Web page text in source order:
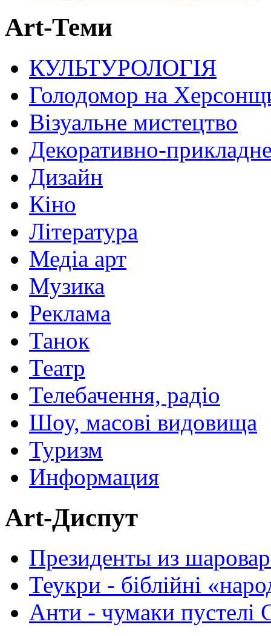
Art-Теми
КУЛЬТУРОЛОГІЯ
Голодомор на
Візуальне мистецтво
Декоративно-
Дизайн
Кіно
Література
Медіа арт
Музика
Реклама
Танок
Театр
Телебачення, радіо
Шоу, масові видовища
Туризм
Информация
Art-Диспут
Президенты из
Теукри - біблійні
Анти - чумаки пустелі